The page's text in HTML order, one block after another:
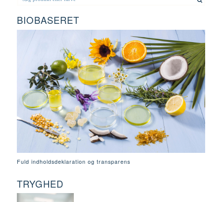
BIOBASERET
Fuld indholdsdeklaration og transparens
TRYGHED